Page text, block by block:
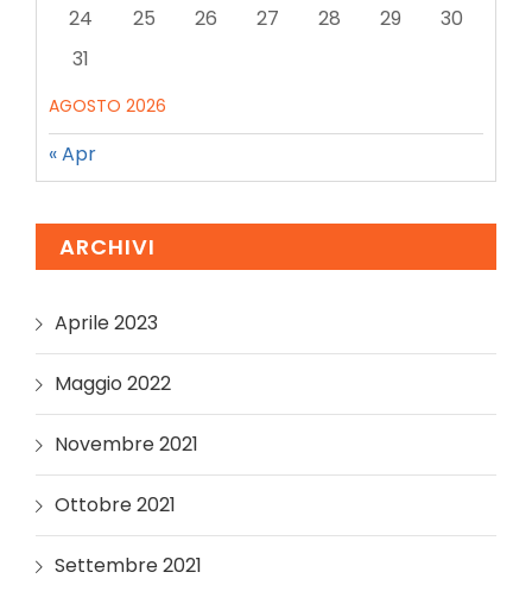
AGOSTO 2026
24
25 26 27 28 29
30
31
« Apr
ARCHIVI
Aprile 2023
Maggio 2022
Novembre 2021
Ottobre 2021
Settembre 2021